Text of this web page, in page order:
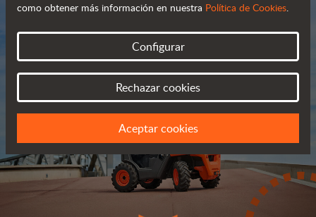
Catálogo
como obtener más información en nuestra Política de Cookies.
Configurar
Rechazar cookies
Aceptar cookies